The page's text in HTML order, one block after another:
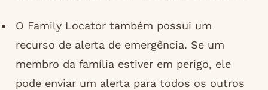
O Family Locator também possui um
recurso de alerta de emergência. Se um
membro da família estiver em perigo, ele
pode enviar um alerta para todos os outros